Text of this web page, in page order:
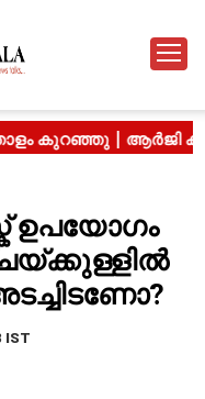
ഉപയോഗം
IST